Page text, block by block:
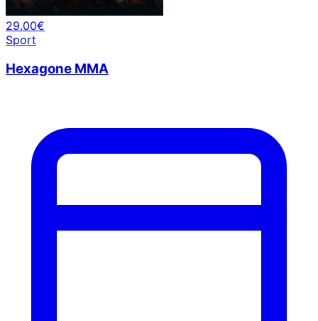
29.00€
Sport
Hexagone MMA